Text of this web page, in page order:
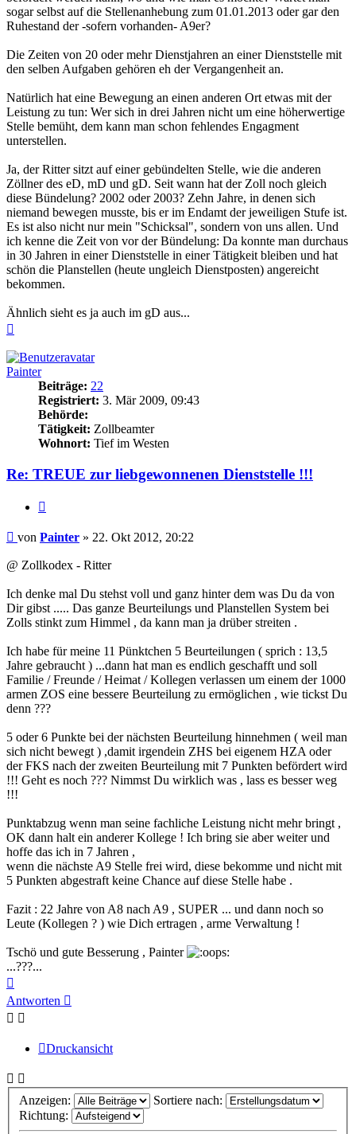
sogar selbst auf die Stellenanhebung zum 01.01.2013 oder gar den
Ruhestand der -sofern vorhanden- A9er?
Die Zeiten von 20 oder mehr Dienstjahren an einer Dienststelle mit
den selben Aufgaben gehören eh der Vergangenheit an.
Natürlich hat eine Bewegung an einen anderen Ort etwas mit der
Leistung zu tun: Wer sich in drei Jahren nicht um eine höherwertige
Stelle bemüht, dem kann man schon fehlendes Engagment
unterstellen.
Ja, der Ritter sitzt auf einer gebündelten Stelle, wie die anderen
Zöllner des eD, mD und gD. Seit wann hat der Zoll noch gleich
diese Bündelung? 2002 oder 2003? Zehn Jahre, in denen sich
niemand bewegen musste, bis er im Endamt der jeweiligen Stufe ist.
Es ist also nicht nur mein "Schicksal", sondern von uns allen. Und
ich kenne die Zeit von vor der Bündelung: Da konnte man durchaus
in 30 Jahren in einer Dienststelle in einer Tätigkeit bleiben und hat
schön die Planstellen (heute ungleich Dienstposten) angereicht
bekommen.
Ähnlich sieht es ja auch im gD aus...
Painter
Beiträge: 22
Registriert: 3. Mär 2009, 09:43
Behörde:
Tätigkeit: Zollbeamter
Wohnort: Tief im Westen
Re: TREUE zur liebgewonnenen Dienststelle !!!
Beitrag
von Painter » 22. Okt 2012, 20:22
@ Zollkodex - Ritter
Ich denke mal Du stehst voll und ganz hinter dem was Du da von
Dir gibst ..... Das ganze Beurteilungs und Planstellen System bei
Zolls stinkt zum Himmel , da kann man ja drüber streiten .
Ich habe für meine 11 Pünktchen 5 Beurteilungen ( sprich : 13,5
Jahre gebraucht ) ...dann hat man es endlich geschafft und soll
Familie / Freunde / Heimat / Kollegen verlassen um einem der 1000
armen ZOS eine bessere Beurteilung zu ermöglichen , wie tickst Du
denn ???
5 oder 6 Punkte bei der nächsten Beurteilung hinnehmen ( weil man
sich nicht bewegt ) ,damit irgendein ZHS bei eigenem HZA oder
der FKS nach der zweiten Beurteilung mit 7 Punkten befördert wird
!!! Geht es noch ??? Nimmst Du wirklich was , lass es besser weg
!!!
Punktabzug wenn man seine fachliche Leistung nicht mehr bringt ,
OK dann halt ein anderer Kollege ! Ich bring sie aber weiter und
hoffe das ich in 7 Jahren ,
wenn die nächste A9 Stelle frei wird, diese bekomme und nicht mit
5 Punkten abgestraft keine Chance auf diese Stelle habe .
Fazit : 22 Jahre von A8 nach A9 , SUPER ... und dann noch so
Leute (Kollegen ? ) wie Dich ertragen , arme Verwaltung !
Tschö und gute Besserung , Painter
...???...
oben
Antworten
Druckansicht
Anzeigen:
Sortiere nach:
Richtung: